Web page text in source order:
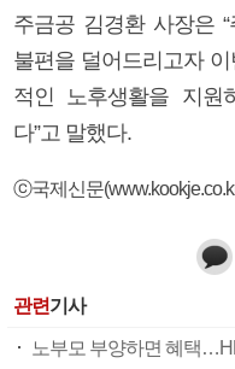
주금공 김경환 사장은
불편을 덜어드리고자 이
적인 노후생활을 지원
다”고 말했다.
ⓒ국제신문
관련기사
노부모 부양하면 혜택